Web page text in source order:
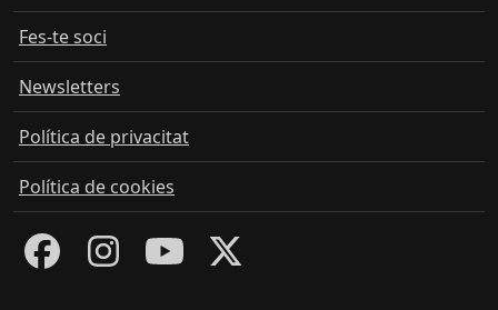
Fes-te soci
Newsletters
Política de privacitat
Política de cookies